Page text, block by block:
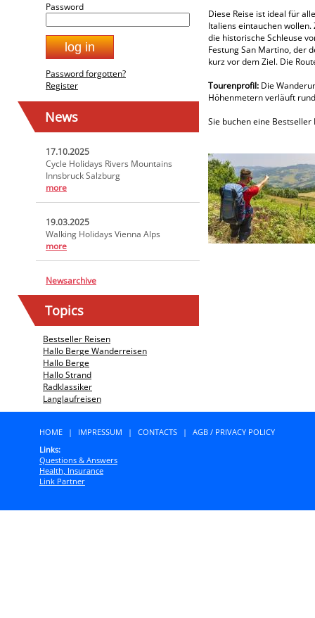
Password
Password forgotten?
Register
News
17.10.2025
Cycle Holidays Rivers Mountains
Innsbruck Salzburg
more
19.03.2025
Walking Holidays Vienna Alps
more
Newsarchive
Topics
Bestseller Reisen
Hallo Berge Wanderreisen
Hallo Berge
Hallo Strand
Radklassiker
Langlaufreisen
Diese Reise ist ideal für
Italiens eintauchen
die historische Schleuse
Festung San Martino, der
kurz vor dem Ziel. Die
Tourenprofil: Die
Höhenmetern verläuft
Sie buchen eine
HOME | IMPRESSUM | CONTACTS |
AGB / PRIVACY POLICY
Links:
Questions & Answers
Health, Insurance
Link Partner